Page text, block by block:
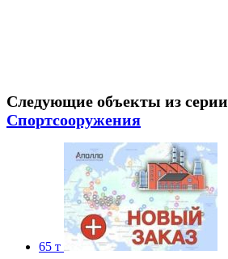
Следующие объекты из серии
Спортсооружения
65 т